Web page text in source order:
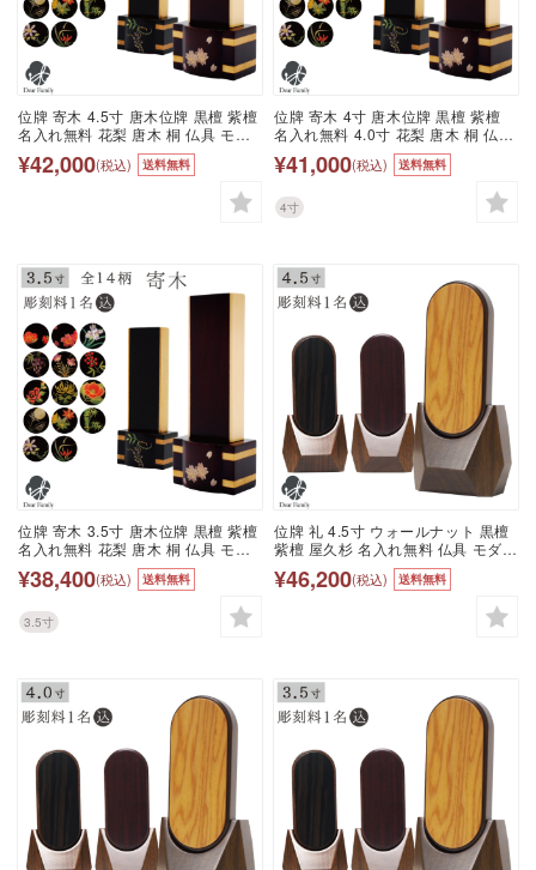
位牌 寄木 4.5寸 唐木位牌 黒檀 紫檀
名入れ無料 花梨 唐木 桐 仏具 モダ
ン 現代位牌 49日 四十九日 法要 名
入れ 彫刻 名前 戒名 梵字 終活 供養
本位牌 花 花柄 お花 桜 薔薇 バラ 椿
フラワー 装飾 金 ゴールド 桜特集
¥42,000(税込) 送料無料
位牌 寄木 4寸 唐木位牌 黒檀 紫檀
名入れ無料 4.0寸 花梨 唐木 桐 仏具
モダン 現代位牌 49日 四十九日 法
要 名入れ 彫刻 名前 戒名 梵字 終活
供養 本位牌 花 花柄 お花 桜 薔薇 バ
ラ 椿 フラワー 装飾 金 ゴールド 桜
特集
¥41,000(税込) 送料無料
4寸
位牌 寄木 3.5寸 唐木位牌 黒檀 紫檀
名入れ無料 花梨 唐木 桐 仏具 モダ
ン 現代位牌 49日 四十九日 法要 名
入れ 彫刻 名前 戒名 梵字 終活 供養
本位牌 花 花柄 お花 桜 薔薇 バラ 椿
フラワー 装飾 金 ゴールド 桜特集
¥38,400(税込) 送料無料
3.5寸
位牌 礼 4.5寸 ウォールナット 黒檀
紫檀 屋久杉 名入れ無料 仏具 モダン
現代位牌 49日 四十九日 法要 名入
れ 彫刻 名前 戒名 梵字 終活 供養 水
子 水子供養 本位牌 屋久杉 黒檀 紫
¥46,200(税込) 送料無料